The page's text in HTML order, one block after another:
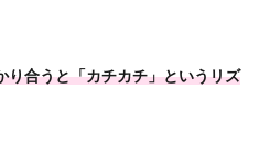
り合うと「カチカチ」というリズ